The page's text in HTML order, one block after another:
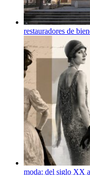
restauradores de
moda: del siglo XX